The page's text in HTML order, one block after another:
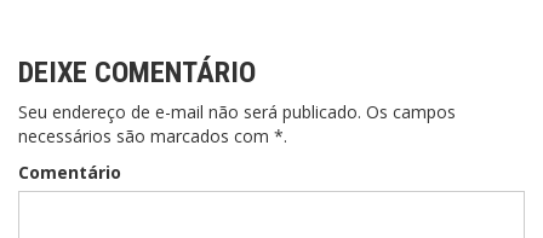
DEIXE COMENTÁRIO
Seu endereço de e-mail não será publicado. Os campos
necessários são marcados com *.
Comentário